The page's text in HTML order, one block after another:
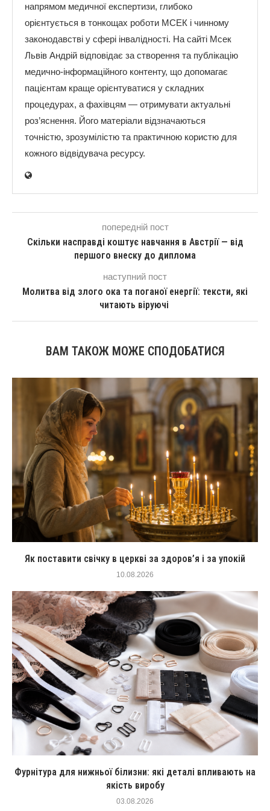
напрямом медичної експертизи, глибоко
орієнтується в тонкощах роботи МСЕК і чинному
законодавстві у сфері інвалідності. На сайті Мсек
Львів Андрій відповідає за створення та публікацію
медично-інформаційного контенту, що допомагає
пацієнтам краще орієнтуватися у складних
процедурах, а фахівцям — отримувати актуальні
роз’яснення. Його матеріали відзначаються
точністю, зрозумілістю та практичною користю для
кожного відвідувача ресурсу.
попередній пост
Скільки насправді коштує навчання в Австрії — від
першого внеску до диплома
наступний пост
Молитва від злого ока та поганої енергії: тексти, які
читають віруючі
ВАМ ТАКОЖ МОЖЕ СПОДОБАТИСЯ
Як поставити свічку в церкві за здоров’я і за упокій
10.08.2026
Фурнітура для нижньої білизни: які деталі впливають на
якість виробу
03.08.2026